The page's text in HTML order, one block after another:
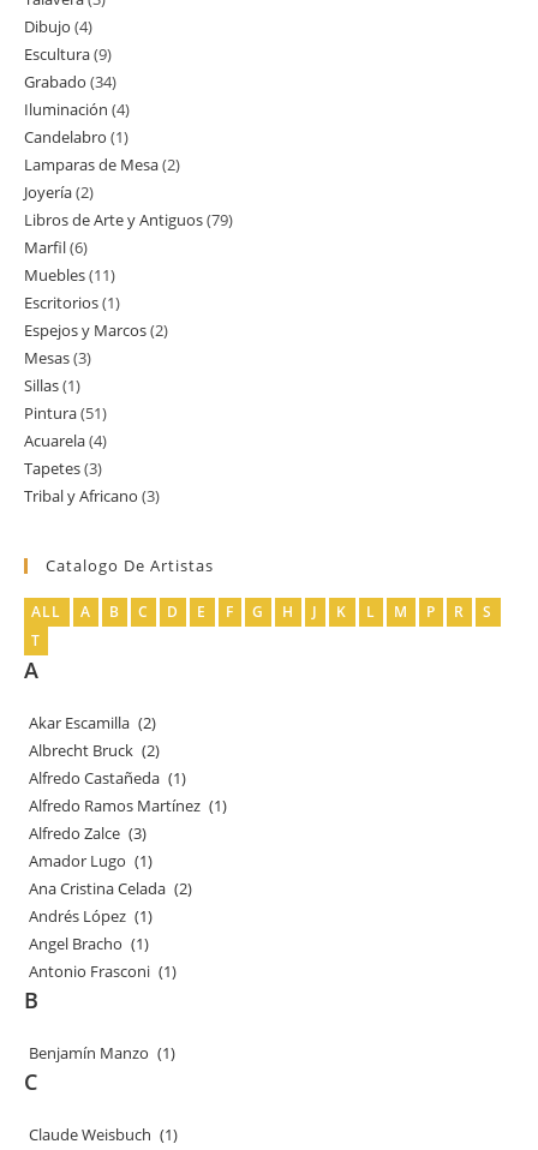
Dibujo 44
productos
Escultura 99
productos
Grabado 3434
productos
Iluminación 44
productos
Candelabro 11
producto
Lamparas de Mesa 22
Joyería 22
productos
Libros de Arte y Antiguos 7979
Marfil 66
productos
Muebles 1111
productos
Escritorios 11
producto
Espejos y Marcos 22
Mesas 33
Sillas 11
producto
Pintura 5151
productos
Acuarela 44
productos
Tapetes 33
productos
Tribal y Africano 33
Catalogo De Artistas
ALL A B C D E F G H J K L M P R
S
T
A
Akar Escamilla (2)
Albrecht Bruck (2)
Alfredo Castañeda (1)
Alfredo Ramos Martínez (1)
Alfredo Zalce (3)
Amador Lugo (1)
Ana Cristina Celada (2)
Andrés López (1)
Angel Bracho (1)
Antonio Frasconi (1)
B
Benjamín Manzo (1)
C
Claude Weisbuch (1)